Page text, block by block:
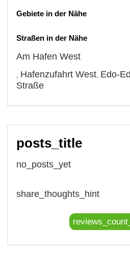
Gebiete in der Nähe
Straßen in der Nähe
Am Hafen West
Hafenzufahrt West Edo-
Straße
posts_title
no_posts_yet
share_thoughts_hint